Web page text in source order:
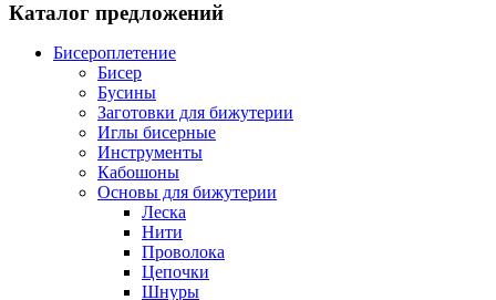
Каталог предложений
Бисероплетение
Бисер
Бусины
Заготовки для бижутерии
Иглы бисерные
Инструменты
Кабошоны
Основы для бижутерии
Леска
Нити
Проволока
Цепочки
Шнуры